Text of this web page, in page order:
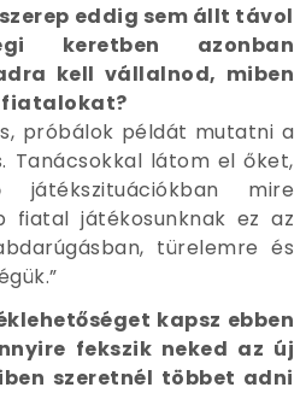
eddig sem állt távol
keretben azonban
kell vállalnod, miben
fiatalokat?
próbálok példát mutatni a
Tanácsokkal látom el őket,
mire
fiatal játékosunknak ez az
türelemre és
kapsz ebben
fekszik neked az új
szeretnél többet adni